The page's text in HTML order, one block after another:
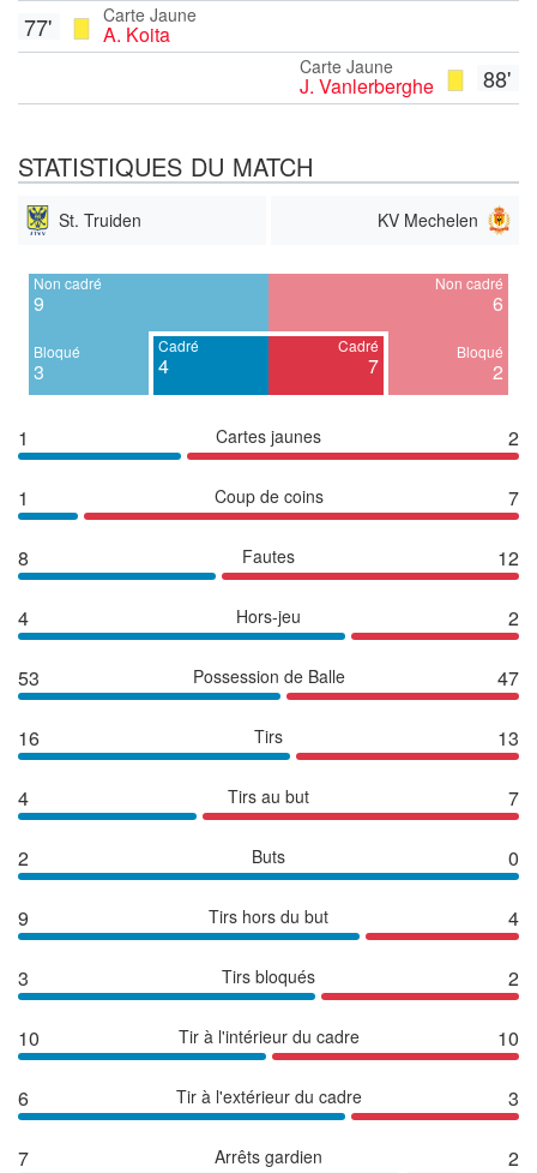
Carte Jaune
A. Koita
77'
88'
Carte Jaune
J. Vanlerberghe
STATISTIQUES DU MATCH
St. Truiden KV Mechelen
Non cadré
9
Bloqué
3
Cadré
4
Cadré
7
Non cadré
6
Bloqué
2
1 Cartes jaunes 2
1 Coup de coins 7
8 Fautes 12
4 Hors-jeu 2
53 Possession de Balle 47
16 Tirs 13
4 Tirs au but 7
2 Buts 0
9 Tirs hors du but 4
3 Tirs bloqués 2
10 Tir à l'intérieur du cadre 10
6 Tir à l'extérieur du cadre 3
7 Arrêts gardien 2